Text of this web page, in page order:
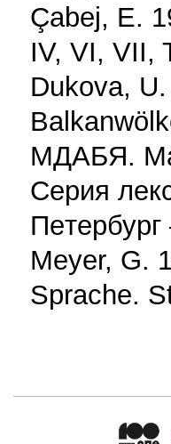
Çabej, E.
IV, VI, VII,
Dukova,
МДАБЯ.
Сepия
Meyer, G.
Sprache.